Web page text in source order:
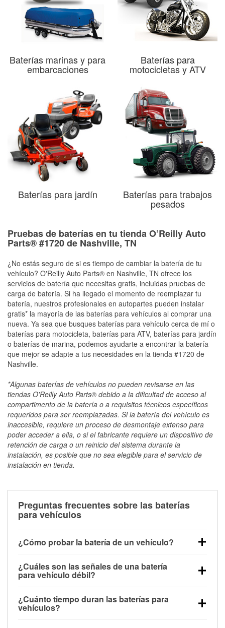
Baterías marinas y para
embarcaciones
Baterías para
motocicletas y ATV
Baterías para jardín Baterías para trabajos
pesados
Pruebas de baterías en tu tienda O’Reilly Auto
Parts® #1720 de Nashville, TN
¿No estás seguro de si es tiempo de cambiar la batería de tu
vehículo? O'Reilly Auto Parts® en Nashville, TN ofrece los
servicios de batería que necesitas gratis, incluidas pruebas de
carga de batería. Si ha llegado el momento de reemplazar tu
batería, nuestros profesionales en autopartes pueden instalar
gratis* la mayoría de las baterías para vehículos al comprar una
nueva. Ya sea que busques baterías para vehículo cerca de mí o
baterías para motocicleta, baterías para ATV, baterías para jardín
o baterías de marina, podemos ayudarte a encontrar la batería
que mejor se adapte a tus necesidades en la tienda #1720 de
Nashville.
*Algunas baterías de vehículos no pueden revisarse en las
tiendas O'Reilly Auto Parts® debido a la dificultad de acceso al
compartimento de la batería o a requisitos técnicos específicos
requeridos para ser reemplazadas. Si la batería del vehículo es
inaccesible, requiere un proceso de desmontaje extenso para
poder acceder a ella, o si el fabricante requiere un dispositivo de
retención de carga o un reinicio del sistema durante la
instalación, es posible que no sea elegible para el servicio de
instalación en tienda.
Preguntas frecuentes sobre las baterías
para vehículos
¿Cómo probar la batería de un vehículo?
maneras. El método más rápido es utilizar un
multímetro: con el vehículo apagado, conecta los
voltaje: una batería en buen estado y totalmente
cargada debería indicar unos 12.6 voltios. Es
importante saber que las baterías descargadas a
¿Cuáles son las señales de una batería
para vehículo débil?
advertencia. Un arranque lento del motor, faros
tenues, chasquidos al girar la llave o luces de
¿Cuánto tiempo duran las baterías para
vehículos?